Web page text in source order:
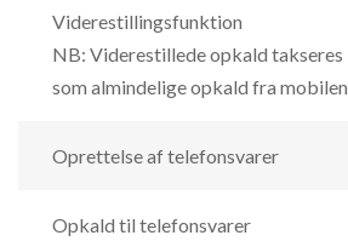
Viderestillingsfunktion
NB: Viderestillede opkald takseres
som almindelige opkald fra mobilen
Oprettelse af telefonsvarer
Opkald til telefonsvarer